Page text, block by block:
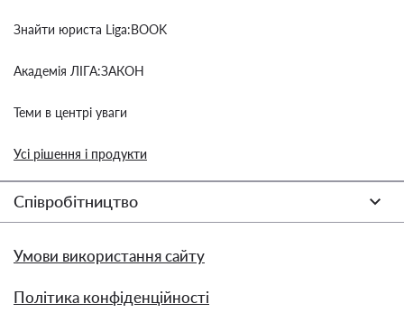
Знайти юриста Liga:BOOK
Академія ЛІГА:ЗАКОН
Теми в центрі уваги
Усі рішення і продукти
Співробітництво
Умови використання сайту
Політика конфіденційності